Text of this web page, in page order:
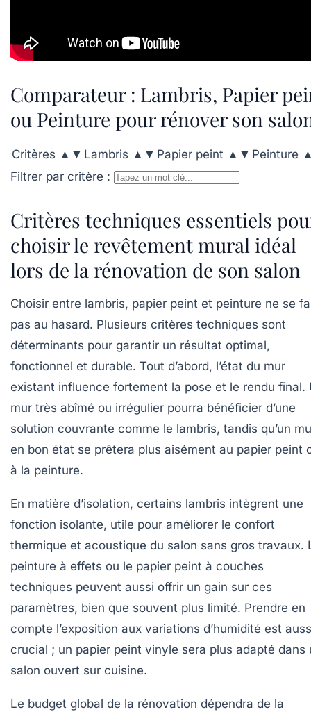
Comparateur : Lambris, Papier
ou Peinture pour rénover son
Critères ▲▼ Lambris ▲▼ Papier peint ▲▼ Peinture
Filtrer par critère :
Critères techniques essentiels
choisir le revêtement mural idéal
lors de la rénovation de son salon
Choisir entre lambris, papier peint et peinture ne se
pas au hasard. Plusieurs critères techniques sont
déterminants pour garantir un résultat optimal,
fonctionnel et durable. Tout d’abord, l’état du mur
existant influence fortement la pose et le rendu final.
mur très abîmé ou irrégulier pourra bénéficier d’une
solution couvrante comme le lambris, tandis qu’un
en bon état se prêtera plus aisément au papier peint
à la peinture.
En matière d’isolation, certains lambris intègrent une
fonction isolante, utile pour améliorer le confort
thermique et acoustique du salon sans gros travaux.
peinture à effets ou le papier peint à couches
techniques peuvent aussi offrir un gain sur ces
paramètres, bien que souvent plus limité. Prendre en
compte l’exposition aux variations d’humidité est
crucial ; un papier peint vinyle sera plus adapté dans
salon ouvert sur cuisine.
Le budget global de la rénovation dépendra de la